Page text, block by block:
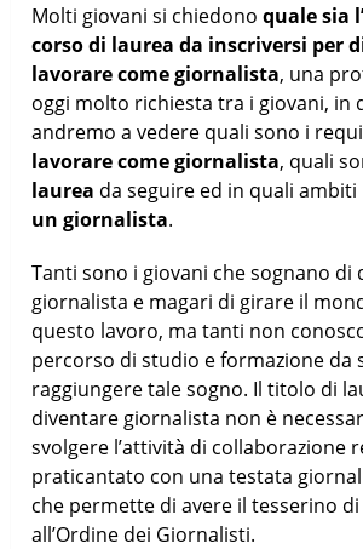
Molti giovani si chiedonoquale sia
corso di laurea da inscriversi per
lavorare come giornalista, una
oggi molto richiesta tra i giovani, in
andremo a vedere quali sono i
lavorare come giornalista, quali
laurea da seguire ed in quali ambiti
un giornalista.
Tanti sono i giovani che sognano di
giornalista e magari di girare il
questo lavoro, ma tanti non
percorso di studio e formazione da
raggiungere tale sogno. Il titolo di
diventare giornalista non è
svolgere l’attività di collaborazione
praticantato con una testata
che permette di avere il tesserino
all’Ordine dei Giornalisti.